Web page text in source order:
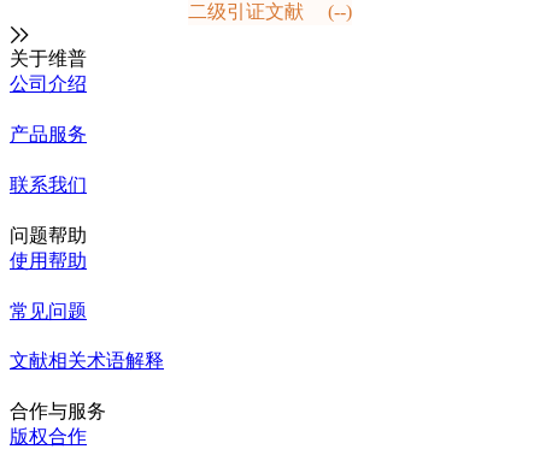
二级引证文献 (--)
关于维普
公司介绍
产品服务
联系我们
问题帮助
使用帮助
常见问题
文献相关术语解释
合作与服务
版权合作